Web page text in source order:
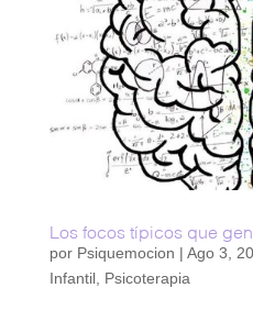
Los focos típicos que
por Psiquemocion | Ago 3,
Infantil, Psicoterapia